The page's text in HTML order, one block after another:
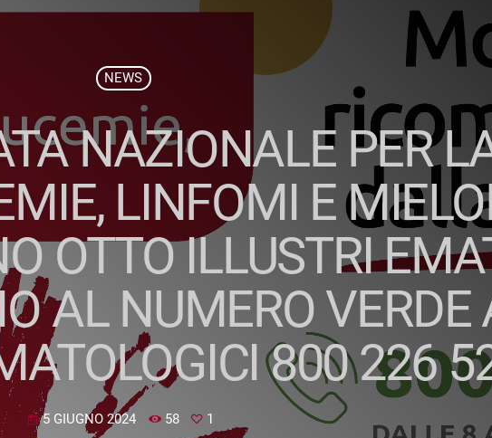
NEWS
NAZIONALE PER
LINFOMI E
OTTO ILLUSTRI
AL NUMERO VERDE
800 226
today 5 GIUGNO 2024 58 1